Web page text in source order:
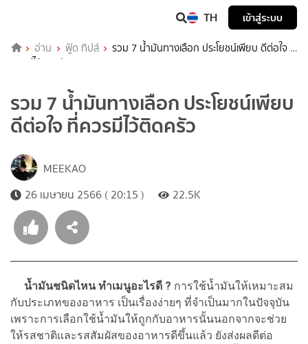
TH เข้าสู่ระบบ
อ่าน ฟู้ด ทิปส์
รวม 7 น้ำมันทางเลือก ประโยชน์เพียบ ดีต่อใจ ที่
ควรมีไว้ติดครัว
รวม 7 น้ำมันทางเลือก ประโยชน์เพียบ
ดีต่อใจ ที่ควรมีไว้ติดครัว
MEEKAO
26 เมษายน 2566 ( 20:15 )
22.5K
น้ำมันชนิดไหน ทำเมนูอะไรดี ? การใช้น้ำมันให้เหมาะสม
กับประเภทของอาหาร เป็นเรื่องง่ายๆ ที่จำเป็นมากในปัจจุบัน
เพราะการเลือกใช้น้ำมันให้ถูกกับอาหารนั้นนอกจากจะช่วย
ให้รสชาติและรสสัมผัสของอาหารดีขึ้นแล้ว ยังส่งผลดีต่อ